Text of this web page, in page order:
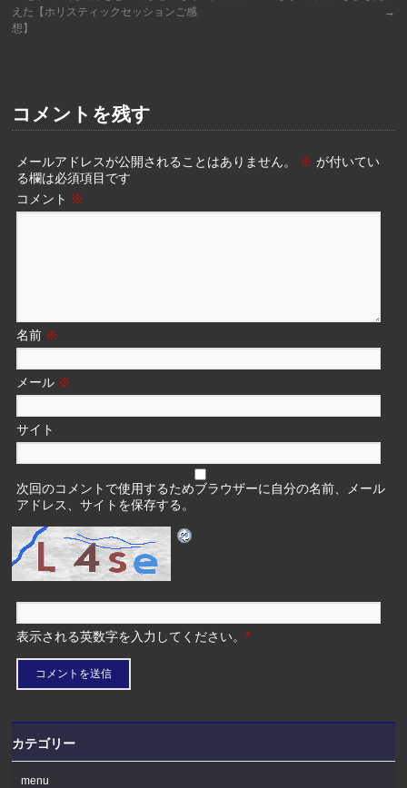
えた【ホリスティックセッションご感
想】
→
コメントを残す
メールアドレスが公開されることはありません。 ※ が付いてい
る欄は必須項目です
コメント ※
名前 ※
メール ※
サイト
次回のコメントで使用するためブラウザーに自分の名前、メール
アドレス、サイトを保存する。
表示される英数字を入力してください。*
カテゴリー
menu